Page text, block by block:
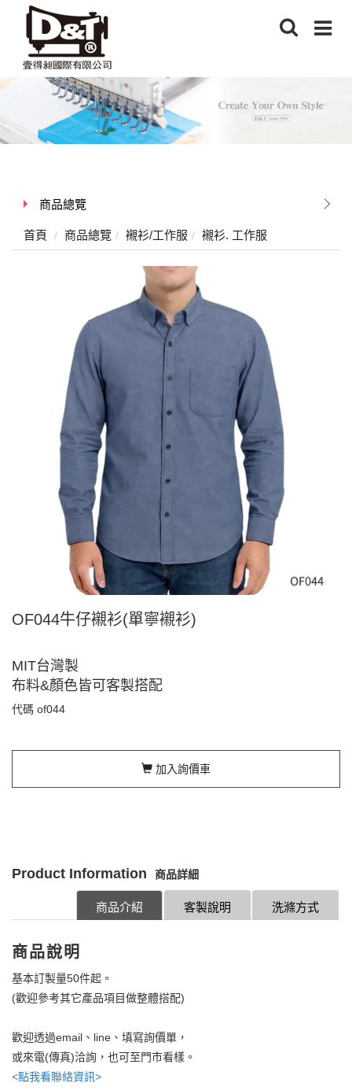
商品總覽
首頁 商品總覽 襯衫/工作服 襯衫. 工作服
OF044牛仔襯衫(單寧襯衫)
MIT台灣製
布料&顏色皆可客製搭配
代碼 of044
加入詢價車
Product Information 商品詳細
洗滌方式
客製說明
商品介紹
商品說明
基本訂製量50件起。
(歡迎參考其它產品項目做整體搭配)
歡迎透過email、line、填寫詢價單，
或來電(傳真)洽詢，也可至門市看樣。
<點我看聯絡資訊>